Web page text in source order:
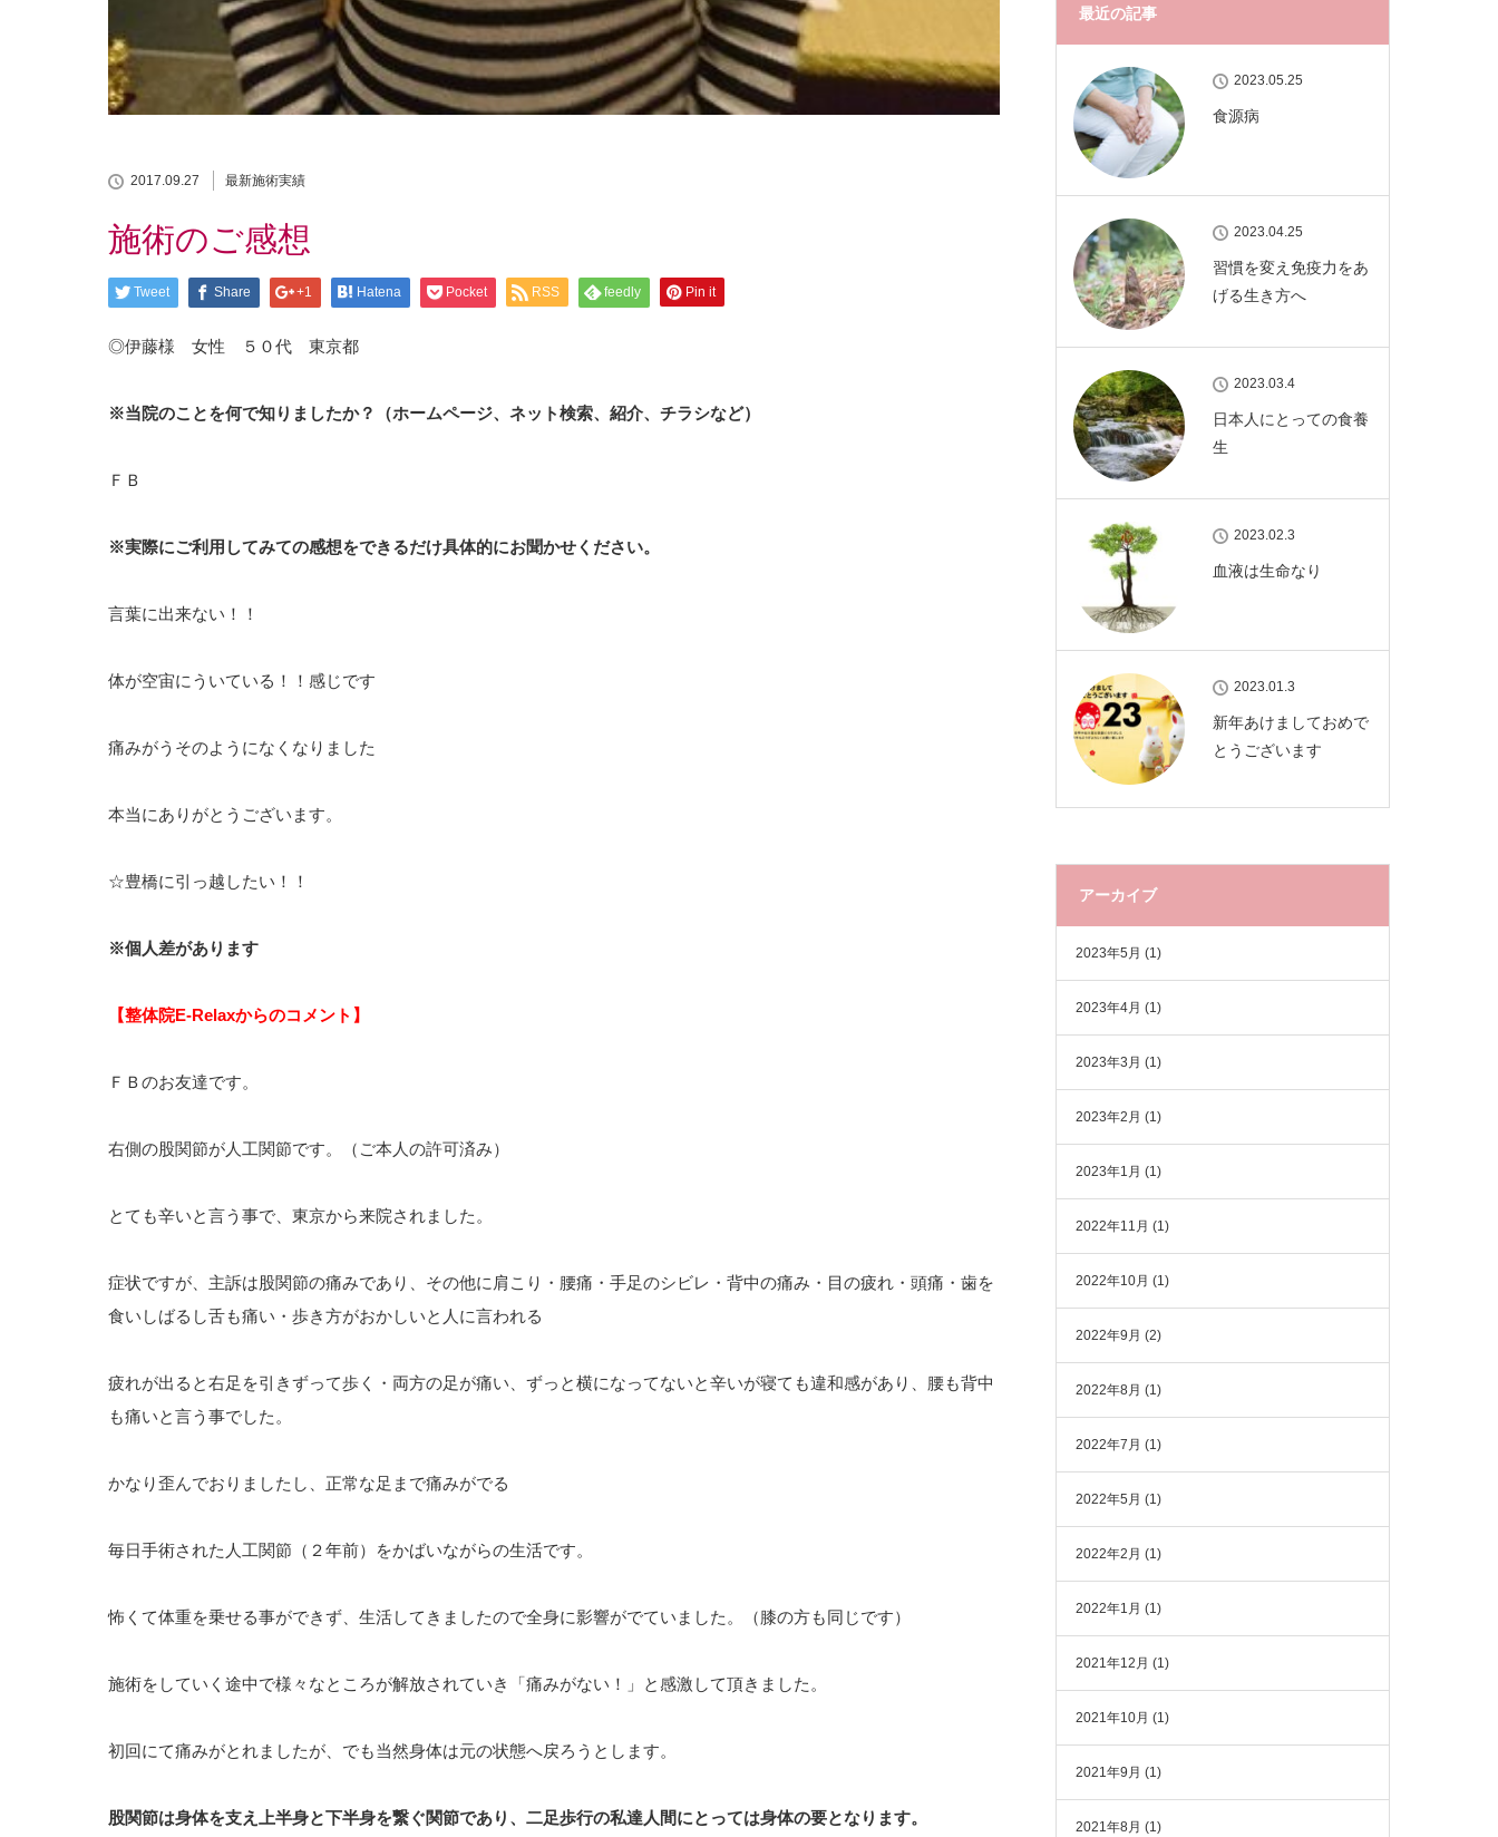
2017.09.27 最新施術実績
施術のご感想
Tweet Share +1 Hatena Pocket RSS feedly Pin it
◎伊藤様 女性 ５０代 東京都
※当院のことを何で知りましたか？（ホームページ、ネット検索、紹介、チラシなど）
ＦＢ
※実際にご利用してみての感想をできるだけ具体的にお聞かせください。
言葉に出来ない！！
体が空宙にういている！！感じです
痛みがうそのようになくなりました
本当にありがとうございます。
☆豊橋に引っ越したい！！
※個人差があります
【整体院E-Relaxからのコメント】
ＦＢのお友達です。
右側の股関節が人工関節です。（ご本人の許可済み）
とても辛いと言う事で、東京から来院されました。
症状ですが、主訴は股関節の痛みであり、その他に肩こり・腰痛・手足のシビレ・背中の痛み・目の疲れ・頭痛・歯を
食いしばるし舌も痛い・歩き方がおかしいと人に言われる
疲れが出ると右足を引きずって歩く・両方の足が痛い、ずっと横になってないと辛いが寝ても違和感があり、腰も背中
も痛いと言う事でした。
かなり歪んでおりましたし、正常な足まで痛みがでる
毎日手術された人工関節（２年前）をかばいながらの生活です。
怖くて体重を乗せる事ができず、生活してきましたので全身に影響がでていました。（膝の方も同じです）
施術をしていく途中で様々なところが解放されていき「痛みがない！」と感激して頂きました。
初回にて痛みがとれましたが、でも当然身体は元の状態へ戻ろうとします。
股関節は身体を支え上半身と下半身を繋ぐ関節であり、二足歩行の私達人間にとっては身体の要となります。
最近の記事
2023.05.25
食源病
2023.04.25
習慣を変え免疫力をあ
げる生き方へ
2023.03.4
日本人にとっての食養
生
2023.02.3
血液は生命なり
2023.01.3
新年あけましておめで
とうございます
アーカイブ
2023年5月 (1)
2023年4月 (1)
2023年3月 (1)
2023年2月 (1)
2023年1月 (1)
2022年11月 (1)
2022年10月 (1)
2022年9月 (2)
2022年8月 (1)
2022年7月 (1)
2022年5月 (1)
2022年2月 (1)
2022年1月 (1)
2021年12月 (1)
2021年10月 (1)
2021年9月 (1)
2021年8月 (1)